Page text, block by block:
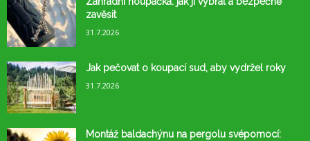
zavěsit
31.7.2026
Jak pečovat o koupací sud, aby vydržel roky
31.7.2026
Montáž baldachýnu na pergolu svépomocí: